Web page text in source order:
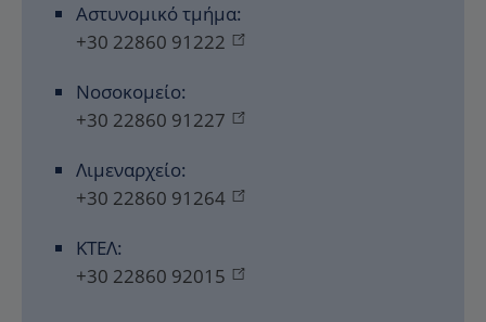
Αστυνομικό τμήμα:
+30 22860 91222
Νοσοκομείο:
+30 22860 91227
Λιμεναρχείο:
+30 22860 91264
ΚΤΕΛ:
+30 22860 92015